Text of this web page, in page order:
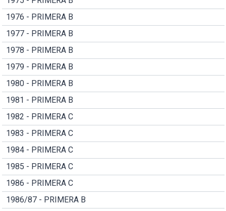
1976 - PRIMERA B
1977 - PRIMERA B
1978 - PRIMERA B
1979 - PRIMERA B
1980 - PRIMERA B
1981 - PRIMERA B
1982 - PRIMERA C
1983 - PRIMERA C
1984 - PRIMERA C
1985 - PRIMERA C
1986 - PRIMERA C
1986/87 - PRIMERA B